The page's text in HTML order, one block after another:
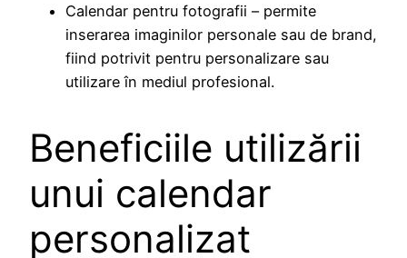
Calendar pentru fotografii – permite
inserarea imaginilor personale sau de brand,
fiind potrivit pentru personalizare sau
utilizare în mediul profesional.
Beneficiile utilizării
unui calendar
personalizat